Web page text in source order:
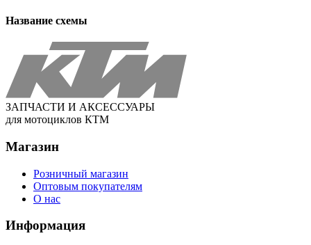
Название схемы
ЗАПЧАСТИ И АКСЕССУАРЫ
для мотоциклов КТМ
Магазин
Розничный магазин
Оптовым покупателям
О нас
Информация